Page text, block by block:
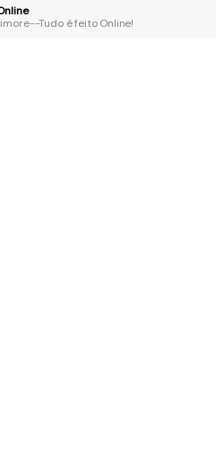
Tudo é feito Online!